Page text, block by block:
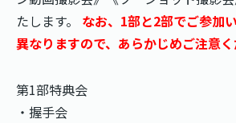
たします。 なお、1部と2部でご参加
異なりますので、あらかじめご注意く
第1部特典会
・握手会